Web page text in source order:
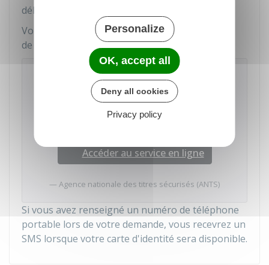
délais peuvent s'étendre.
Vous pouvez
suivre votre demande
de l'
Suivez votre demande de carte
Vous devrez saisir le numéro de demande
fourni au dépôt du dossier.
Accéder au service en ligne
Agence nationale des titres sécurisés (ANTS)
Si vous avez renseigné un numéro de téléphone
portable lors de votre demande, vous recevrez un
SMS lorsque votre carte d'identité sera disponible.
Personalize
OK, accept all
Deny all cookies
Privacy policy